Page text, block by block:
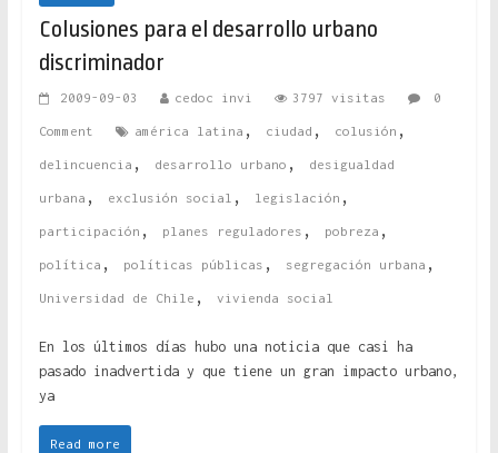
Colusiones para el desarrollo urbano
discriminador
2009-09-03 cedoc invi 3797 visitas 0
Comment américa latina , ciudad , colusión ,
delincuencia , desarrollo urbano , desigualdad
urbana , exclusión social , legislación ,
participación , planes reguladores , pobreza ,
política , políticas públicas , segregación urbana ,
Universidad de Chile , vivienda social
En los últimos días hubo una noticia que casi ha
pasado inadvertida y que tiene un gran impacto urbano,
ya
Read more